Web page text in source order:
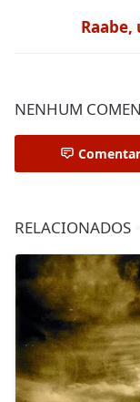
NENHUM
Comentar
RELACIONADOS